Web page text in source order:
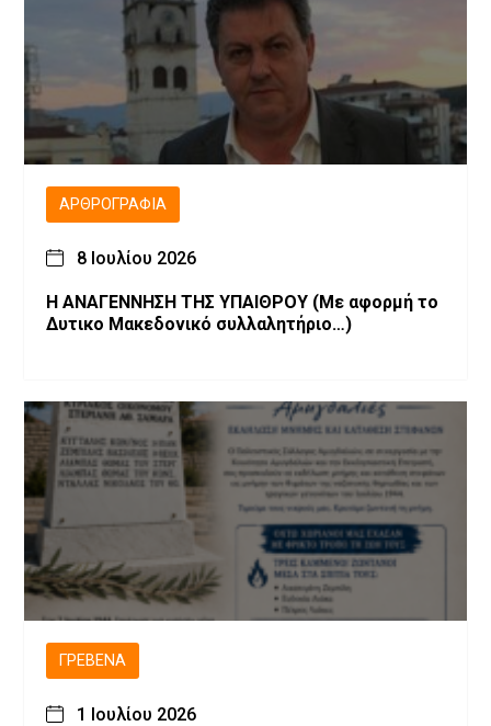
ΑΡΘΡΟΓΡΑΦΊΑ
8 Ιουλίου 2026
Η ΑΝΑΓΕΝΝΗΣΗ ΤΗΣ ΥΠΑΙΘΡΟΥ (Με αφορμή το
Δυτικο Μακεδονικό συλλαλητήριο…)
ΓΡΕΒΕΝΆ
1 Ιουλίου 2026